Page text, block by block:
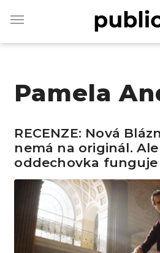
main
Pamela
RECENZE: Nová
nemá na originál.
oddechovka funguje
Vyhledávejte na